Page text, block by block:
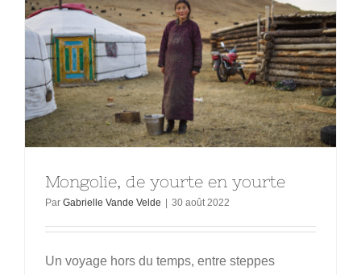
Mongolie, de yourte en yourte
Par Gabrielle Vande Velde 30 août 2022
Un voyage hors du temps, entre steppes